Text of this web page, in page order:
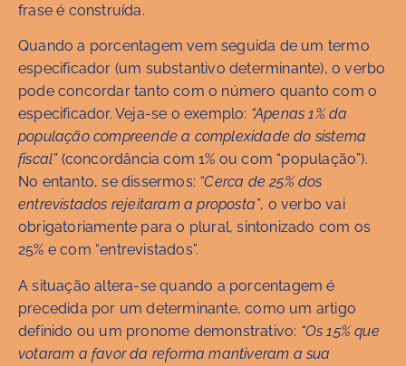
frase é construída.
Quando a porcentagem vem seguida de um termo
especificador (um substantivo determinante), o verbo
pode concordar tanto com o número quanto com o
especificador. Veja-se o exemplo: “Apenas 1% da
população compreende a complexidade do sistema
fiscal”(concordância com 1% ou com “população”).
No entanto, se dissermos: “Cerca de 25% dos
entrevistados rejeitaram a proposta”, o verbo vai
obrigatoriamente para o plural, sintonizado com os
25% e com “entrevistados”.
A situação altera-se quando a porcentagem é
precedida por um determinante, como um artigo
definido ou um pronome demonstrativo: “Os 15% que
votaram a favor da reforma mantiveram a sua